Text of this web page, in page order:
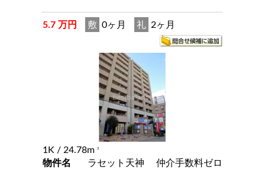
5.7 万円 敷 0ヶ月 礼 2ヶ月
1K / 24.78m 2
物件名
ラセット天神 仲介手数料ゼロ